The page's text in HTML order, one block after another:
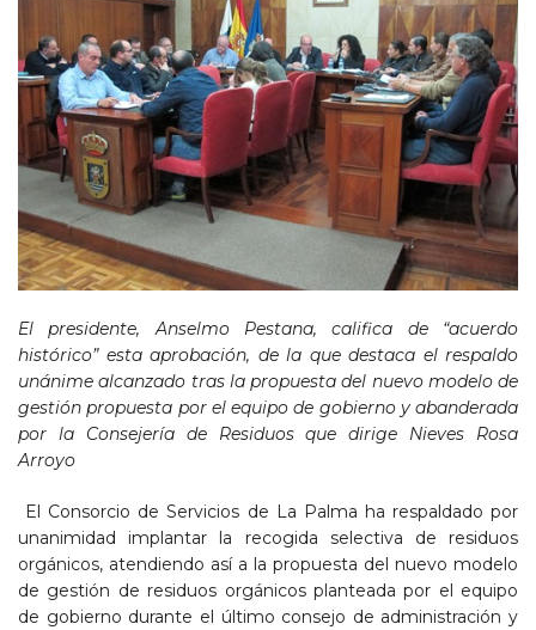
El presidente, Anselmo Pestana, califica de “acuerdo
histórico” esta aprobación, de la que destaca el respaldo
unánime alcanzado tras la propuesta del nuevo modelo de
gestión propuesta por el equipo de gobierno y abanderada
por la Consejería de Residuos que dirige Nieves Rosa
Arroyo
El Consorcio de Servicios de La Palma ha respaldado por
unanimidad implantar la recogida selectiva de residuos
orgánicos, atendiendo así a la propuesta del nuevo modelo
de gestión de residuos orgánicos planteada por el equipo
de gobierno durante el último consejo de administración y